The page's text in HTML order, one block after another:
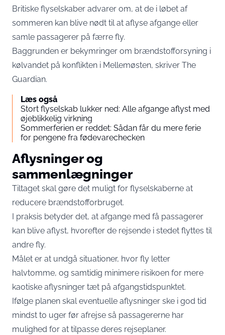
Britiske flyselskaber advarer om, at de i løbet af
sommeren kan blive nødt til at aflyse afgange eller
samle passagerer på færre fly.
Baggrunden er bekymringer om brændstofforsyning i
kølvandet på konflikten i Mellemøsten, skriver The
Guardian.
Læs også
Stort flyselskab lukker ned: Alle afgange aflyst med
øjeblikkelig virkning
Sommerferien er reddet: Sådan får du mere ferie
for pengene fra fødevarechecken
Aflysninger og
sammenlægninger
Tiltaget skal gøre det muligt for flyselskaberne at
reducere brændstofforbruget.
I praksis betyder det, at afgange med få passagerer
kan blive aflyst, hvorefter de rejsende i stedet flyttes til
andre fly.
Målet er at undgå situationer, hvor fly letter
halvtomme, og samtidig minimere risikoen for mere
kaotiske aflysninger tæt på afgangstidspunktet.
Ifølge planen skal eventuelle aflysninger ske i god tid
mindst to uger før afrejse så passagererne har
mulighed for at tilpasse deres rejseplaner.